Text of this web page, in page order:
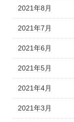
2021年8月
2021年7月
2021年6月
2021年5月
2021年4月
2021年3月